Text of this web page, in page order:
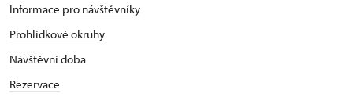
Informace pro návštěvníky
Prohlídkové okruhy
Návštěvní doba
Rezervace